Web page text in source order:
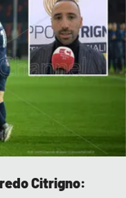
Citrigno: